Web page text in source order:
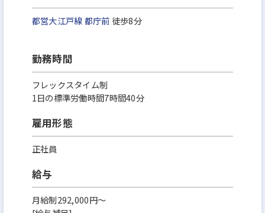
都営大江戸線都庁前 徒歩8分
勤務時間
フレックスタイム制
1日の標準労働時間7時間40分
雇用形態
正社員
給与
月給制292,000円～